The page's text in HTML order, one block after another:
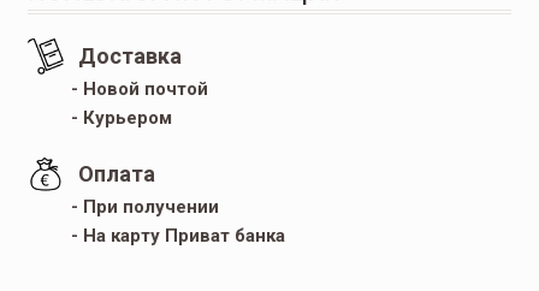
Доставка
- Новой почтой
- Курьером
Оплата
- При получении
- На карту Приват банка